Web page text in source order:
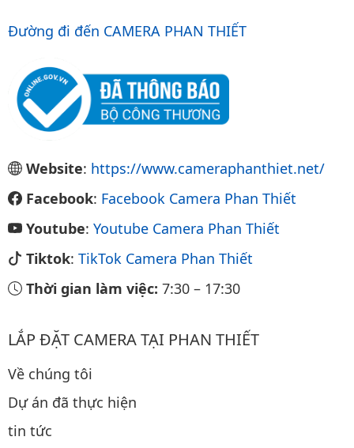
Đường đi đến CAMERA PHAN THIẾT
Website: https://www.cameraphanthiet.net/
Facebook: Facebook Camera Phan Thiết
Youtube: Youtube Camera Phan Thiết
Tiktok: TikTok Camera Phan Thiết
Thời gian làm việc: 7:30 – 17:30
LẮP ĐẶT CAMERA TẠI PHAN THIẾT
Về chúng tôi
Dự án đã thực hiện
tin tức